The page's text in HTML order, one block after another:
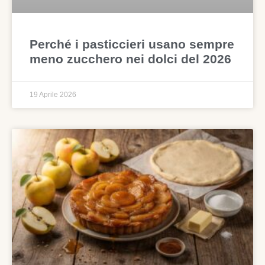
Perché i pasticcieri usano sempre
meno zucchero nei dolci del 2026
19 Aprile 2026